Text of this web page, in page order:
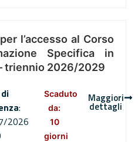
l’accesso al Corso
Specifica in
triennio 2026/2029
:
2026
Scaduto
da:
10
giorni
Maggiori
dettagli